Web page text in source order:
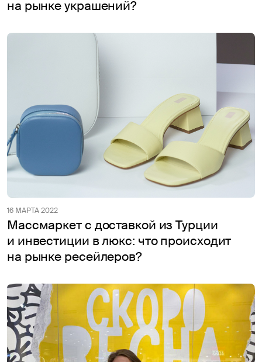
на рынке украшений?
16 МАРТА 2022
Массмаркет с доставкой из Турции
и инвестиции в люкс: что происходит
на рынке ресейлеров?